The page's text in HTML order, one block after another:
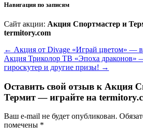
Навигация по записям
Сайт акции: Акция Спортмастер и
termitory.com
← Акция от Divage «Играй цветом» —
Акция Триколор ТВ «Эпоха драконов»
гироскутер и другие призы! →
Оставить свой отзыв к Акция
Термит — играйте на
Ваш e-mail не будет опубликован.
помечены *